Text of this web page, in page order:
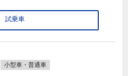
試乗車
小型車・普通車